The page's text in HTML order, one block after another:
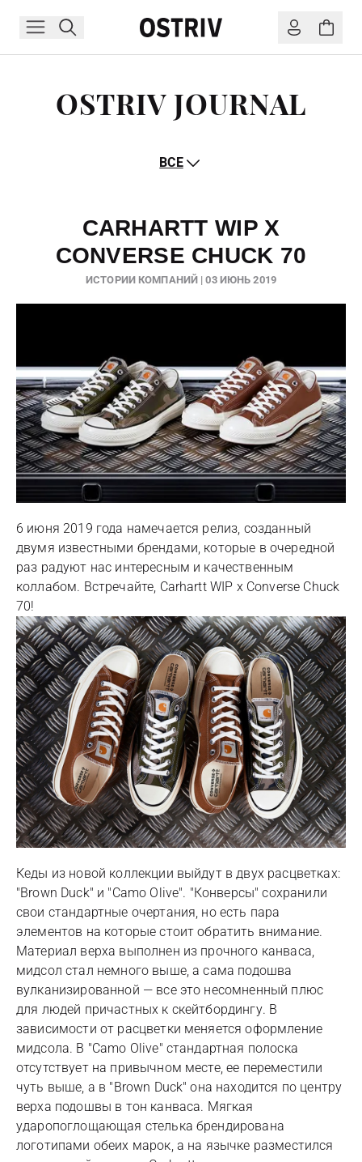
OSTRIV JOURNAL
ВСЕ
CARHARTT WIP X
CONVERSE CHUCK 70
ИСТОРИИ КОМПАНИЙ | 03 ИЮНЬ 2019
6 июня 2019 года намечается релиз, созданный
двумя известными брендами, которые в очередной
раз радуют нас интересным и качественным
коллабом. Встречайте, Carhartt WIP x Converse Chuck
70!
Кеды из новой коллекции выйдут в двух расцветках:
"Brown Duck" и "Camo Olive". "Конверсы" сохранили
свои стандартные очертания, но есть пара
элементов на которые стоит обратить внимание.
Материал верха выполнен из прочного канваса,
мидсол стал немного выше, а сама подошва
вулканизированной — все это несомненный плюс
для людей причастных к скейтбордингу. В
зависимости от расцветки меняется оформление
мидсола. В "Camo Olive" стандартная полоска
отсутствует на привычном месте, ее переместили
чуть выше, а в "Brown Duck" она находится по центру
верха подошвы в тон канваса. Мягкая
ударопоглощающая стелька брендирована
логотипами обеих марок, а на язычке разместился